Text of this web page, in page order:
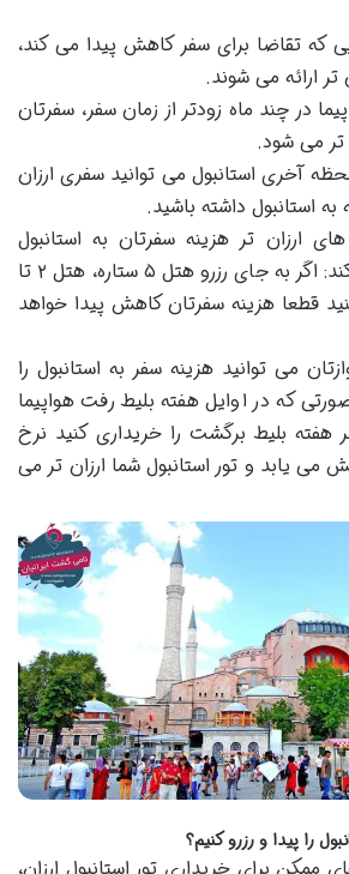
که تقاضا برای سفر کاهش پیدا می ‌کند،
‌تر ارائه می شوند.
در چند ماه زودتر از زمان سفر، سفرتان
تر می ‌شود.
آخری استانبول می توانید سفری ارزان
استانبول داشته باشید.
ارزان تر هزینه سفرتان به استانبول
کاهش پیدا می کند: اگر به جای رزرو هتل ۵ ستاره،‌ هتل ۲ تا
کنید قطعا هزینه سفرتان کاهش پیدا خواهد
می توانید هزینه سفر به استانبول را
که در اوایل هفته بلیط رفت هواپیما
هفته بلیط برگشت را خریداری کنید نرخ
می یابد و تور استانبول شما ارزان تر می
را پیدا و رزرو کنیم؟